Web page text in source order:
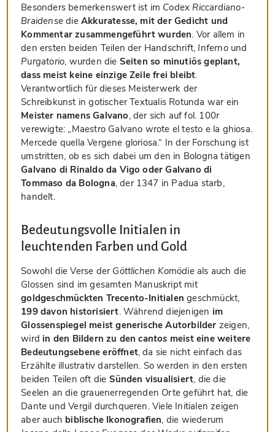
Besonders bemerkenswert ist im Codex Riccardiano-
Braidense die Akkuratesse, mit der Gedicht und
Kommentar zusammengeführt wurden. Vor allem in
den ersten beiden Teilen der Handschrift, Infernound
Purgatorio, wurden die Seiten so minutiös geplant,
dass meist keine einzige Zeile frei bleibt.
Verantwortlich für dieses Meisterwerk der
Schreibkunst in gotischer Textualis Rotunda war ein
Meister namens Galvano, der sich auf fol. 100r
verewigte: „Maestro Galvano wrote el testo e la ghiosa.
Mercede quella Vergene gloriosa.“ In der Forschung ist
umstritten, ob es sich dabei um den in Bologna tätigen
Galvano di Rinaldo da Vigo oder Galvano di
Tommaso da Bologna, der 1347 in Padua starb,
handelt.
Bedeutungsvolle Initialen in
leuchtenden Farben und Gold
Sowohl die Verse der Göttlichen Komödieals auch die
Glossen sind im gesamten Manuskript mit
goldgeschmückten Trecento-Initialen geschmückt,
199 davon historisiert. Während diejenigen im
Glossenspiegel meist generische Autorbilder zeigen,
wirdin den Bildern zu dencantos meist eine weitere
Bedeutungsebene eröffnet, da sie nicht einfach das
Erzählte illustrativ darstellen. So werden in den ersten
beiden Teilen oft die Sünden visualisiert, die die
Seelen an die grauenerregenden Orte geführt hat, die
Dante und Vergil durchqueren. Viele Initialen zeigen
aber auch biblische Ikonografien, die wiederum